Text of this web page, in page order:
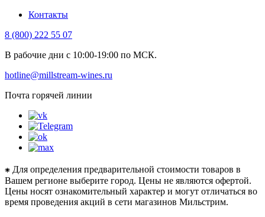
Контакты
8 (800) 222 55 07
В рабочие дни с 10:00-19:00 по МСК.
hotline@millstream-wines.ru
Почта горячей линии
⁕ Для определения предварительной стоимости товаров в
Вашем регионе выберите город. Цены не являются офертой.
Цены носят ознакомительный характер и могут отличаться во
время проведения акций в сети магазинов Мильстрим.